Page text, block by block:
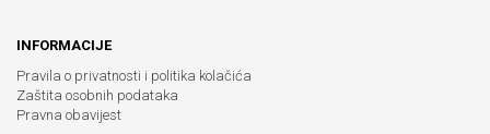
INFORMACIJE
Pravila o privatnosti i politika kolačića
Zaštita osobnih podataka
Pravna obavijest